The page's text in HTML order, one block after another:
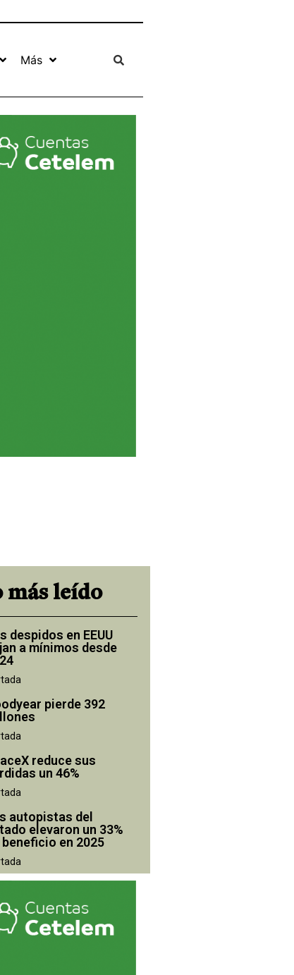
Más
más leído
despidos en EEUU
a mínimos desde
pierde 392
reduce sus
un 46%
autopistas del
elevaron un 33%
en 2025